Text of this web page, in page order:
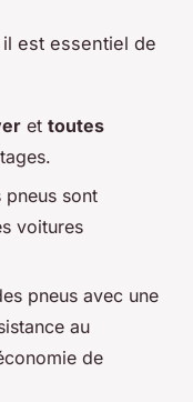
il est essentiel de
et toutes
pneus sont
voitures
pneus avec une
au
de